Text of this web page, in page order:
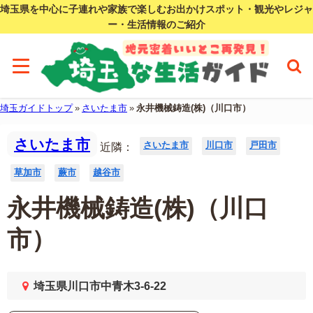
埼玉県を中心に子連れや家族で楽しむお出かけスポット・観光やレジャ
ー・生活情報のご紹介
埼玉ガイドトップ» さいたま市 » 永井機械鋳造(株)（川口市）
さいたま市 近隣： さいたま市 川口市 戸田市
草加市 蕨市 越谷市
永井機械鋳造(株)（川口
市）
埼玉県川口市中青木3-6-22